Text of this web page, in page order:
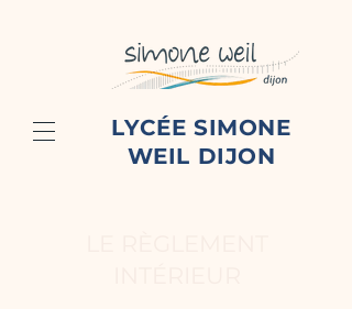
LYCÉE SIMONE
WEIL DIJON